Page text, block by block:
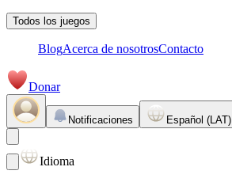
Todos los juegos
BlogAcerca de nosotrosContacto
Donar
Notificaciones Español (LAT)
Idioma